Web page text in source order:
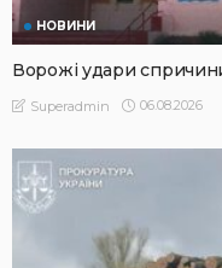
НОВИНИ
Ворожі удари
Superadmin 06.08.2026